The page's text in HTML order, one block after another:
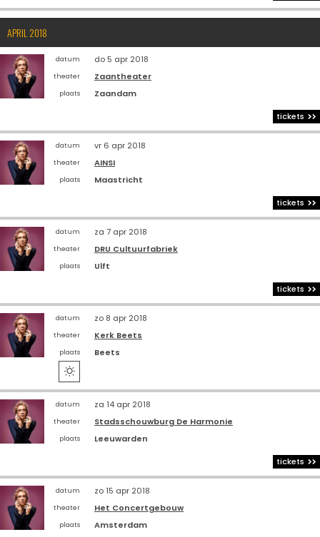
APRIL 2018
datum do 5 apr 2018
theater Zaantheater
plaats
Zaandam
tickets
datum vr 6 apr 2018
theater AINSI
plaats
Maastricht
tickets
datum za 7 apr 2018
theater DRU Cultuurfabriek
plaats
Ulft
tickets
datum zo 8 apr 2018
theater Kerk Beets
plaats Beets

datum za 14 apr 2018
theater Stadsschouwburg De Harmonie
plaats
Leeuwarden
tickets
datum zo 15 apr 2018
theater Het Concertgebouw
plaats
Amsterdam